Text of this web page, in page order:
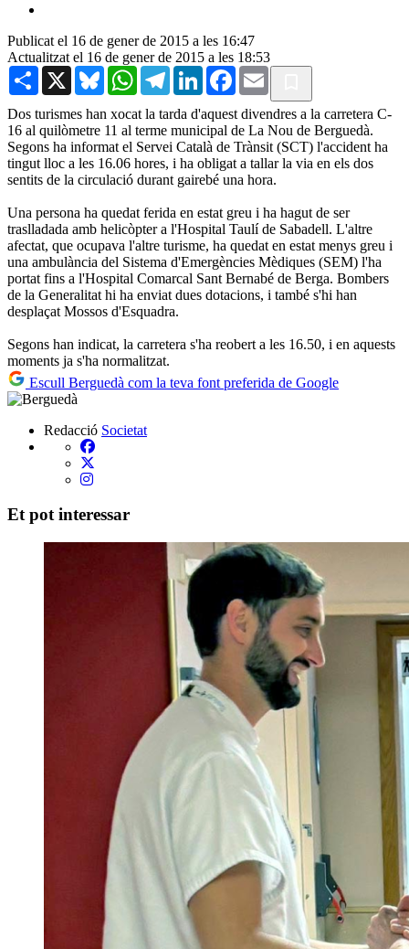
Publicat el 16 de gener de 2015 a les 16:47
Actualitzat el 16 de gener de 2015 a les 18:53
Share X BlueskyWhatsAppTelegramLinkedInFacebook
Email
Dos turismes han xocat la tarda d'aquest divendres a la carretera C-
16 al quilòmetre 11 al terme municipal de La Nou de Berguedà.
Segons ha informat el Servei Català de Trànsit (SCT) l'accident ha
tingut lloc a les 16.06 hores, i ha obligat a tallar la via en els dos
sentits de la circulació durant gairebé una hora.
Una persona ha quedat ferida en estat greu i ha hagut de ser
traslladada amb helicòpter a l'Hospital Taulí de Sabadell. L'altre
afectat, que ocupava l'altre turisme, ha quedat en estat menys greu i
una ambulància del Sistema d'Emergències Mèdiques (SEM) l'ha
portat fins a l'Hospital Comarcal Sant Bernabé de Berga. Bombers
de la Generalitat hi ha enviat dues dotacions, i també s'hi han
desplaçat Mossos d'Esquadra.
Segons han indicat, la carretera s'ha reobert a les 16.50, i en aquests
moments ja s'ha normalitzat.
Escull Berguedà com la teva font preferida de Google
Redacció Societat
Et pot interessar